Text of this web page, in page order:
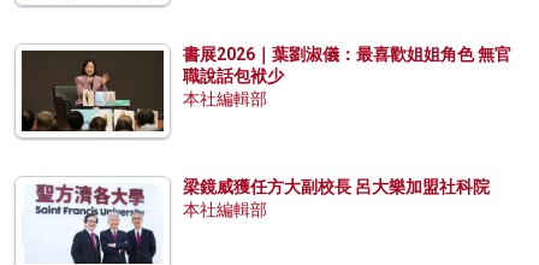
書展2026｜葉劉淑儀：最喜歡姐姐角色 無官
職說話包袱少
本社編輯部
梁鏡威獲任方大副校長 呂大樂加盟社科院
本社編輯部